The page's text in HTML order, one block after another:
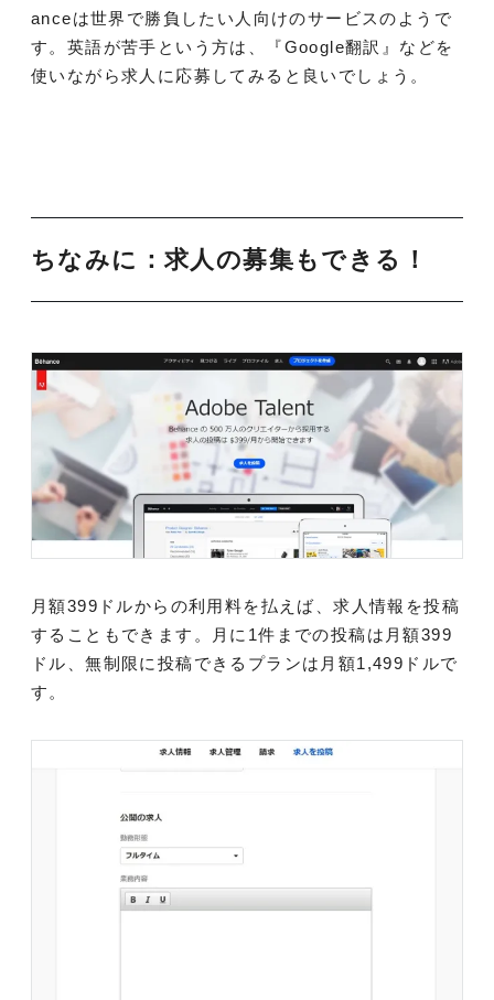
anceは世界で勝負したい人向けのサービスのようで
す。英語が苦手という方は、『Google翻訳』などを
使いながら求人に応募してみると良いでしょう。
ちなみに：求人の募集もできる！
月額399ドルからの利用料を払えば、求人情報を投稿
することもできます。月に1件までの投稿は月額399
ドル、無制限に投稿できるプランは月額1,499ドルで
す。